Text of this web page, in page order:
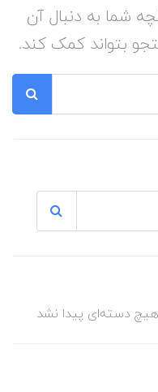
شما به دنبال آن
بتواند کمک کند.
هیچ دسته‌ای پیدا نشد